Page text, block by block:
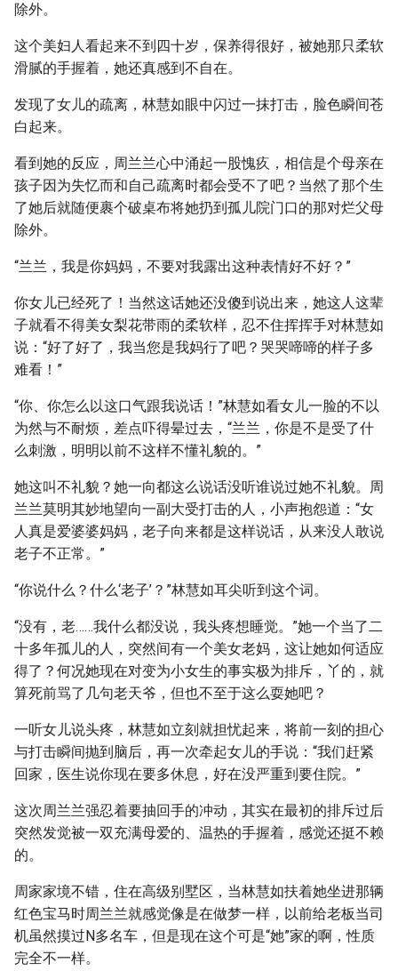
除外。
这个美妇人看起来不到四十岁，保养得很好，被她那只柔软
滑腻的手握着，她还真感到不自在。
发现了女儿的疏离，林慧如眼中闪过一抹打击，脸色瞬间苍
白起来。
看到她的反应，周兰兰心中涌起一股愧疚，相信是个母亲在
孩子因为失忆而和自己疏离时都会受不了吧？当然了那个生
了她后就随便裹个破桌布将她扔到孤儿院门口的那对烂父母
除外。
“兰兰，我是你妈妈，不要对我露出这种表情好不好？”
你女儿已经死了！当然这话她还没傻到说出来，她这人这辈
子就看不得美女梨花带雨的柔软样，忍不住挥挥手对林慧如
说：“好了好了，我当您是我妈行了吧？哭哭啼啼的样子多
难看！”
“你、你怎么以这口气跟我说话！”林慧如看女儿一脸的不以
为然与不耐烦，差点吓得晕过去，“兰兰，你是不是受了什
么刺激，明明以前不这样不懂礼貌的。”
她这叫不礼貌？她一向都这么说话没听谁说过她不礼貌。周
兰兰莫明其妙地望向一副大受打击的人，小声抱怨道：“女
人真是爱婆婆妈妈，老子向来都是这样说话，从来没人敢说
老子不正常。”
“你说什么？什么‘老子’？”林慧如耳尖听到这个词。
“没有，老……我什么都没说，我头疼想睡觉。”她一个当了二
十多年孤儿的人，突然间有一个美女老妈，这让她如何适应
得了？何况她现在对变为小女生的事实极为排斥，丫的，就
算死前骂了几句老天爷，但也不至于这么耍她吧？
一听女儿说头疼，林慧如立刻就担忧起来，将前一刻的担心
与打击瞬间抛到脑后，再一次牵起女儿的手说：“我们赶紧
回家，医生说你现在要多休息，好在没严重到要住院。”
这次周兰兰强忍着要抽回手的冲动，其实在最初的排斥过后
突然发觉被一双充满母爱的、温热的手握着，感觉还挺不赖
的。
周家家境不错，住在高级别墅区，当林慧如扶着她坐进那辆
红色宝马时周兰兰就感觉像是在做梦一样，以前给老板当司
机虽然摸过N多名车，但是现在这个可是“她”家的啊，性质
完全不一样。